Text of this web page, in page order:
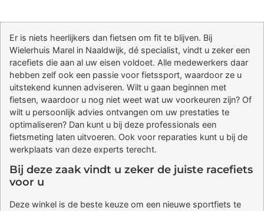
Er is niets heerlijkers dan fietsen om fit te blijven. Bij
Wielerhuis Marel in Naaldwijk, dé specialist, vindt u zeker een
racefiets die aan al uw eisen voldoet. Alle medewerkers daar
hebben zelf ook een passie voor fietssport, waardoor ze u
uitstekend kunnen adviseren. Wilt u gaan beginnen met
fietsen, waardoor u nog niet weet wat uw voorkeuren zijn? Of
wilt u persoonlijk advies ontvangen om uw prestaties te
optimaliseren? Dan kunt u bij deze professionals een
fietsmeting laten uitvoeren. Ook voor reparaties kunt u bij de
werkplaats van deze experts terecht.
Bij deze zaak vindt u zeker de juiste racefiets
voor u
Deze winkel is de beste keuze om een nieuwe sportfiets te